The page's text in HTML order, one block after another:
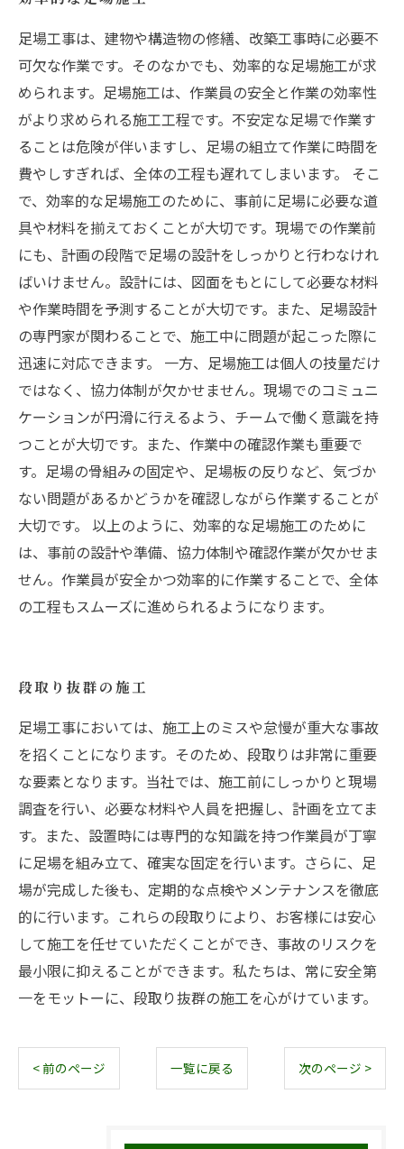
足場工事は、建物や構造物の修繕、改築工事時に必要不
可欠な作業です。そのなかでも、効率的な足場施工が求
められます。足場施工は、作業員の安全と作業の効率性
がより求められる施工工程です。不安定な足場で作業す
ることは危険が伴いますし、足場の組立て作業に時間を
費やしすぎれば、全体の工程も遅れてしまいます。 そこ
で、効率的な足場施工のために、事前に足場に必要な道
具や材料を揃えておくことが大切です。現場での作業前
にも、計画の段階で足場の設計をしっかりと行わなけれ
ばいけません。設計には、図面をもとにして必要な材料
や作業時間を予測することが大切です。また、足場設計
の専門家が関わることで、施工中に問題が起こった際に
迅速に対応できます。 一方、足場施工は個人の技量だけ
ではなく、協力体制が欠かせません。現場でのコミュニ
ケーションが円滑に行えるよう、チームで働く意識を持
つことが大切です。また、作業中の確認作業も重要で
す。足場の骨組みの固定や、足場板の反りなど、気づか
ない問題があるかどうかを確認しながら作業することが
大切です。 以上のように、効率的な足場施工のために
は、事前の設計や準備、協力体制や確認作業が欠かせま
せん。作業員が安全かつ効率的に作業することで、全体
の工程もスムーズに進められるようになります。
段取り抜群の施工
足場工事においては、施工上のミスや怠慢が重大な事故
を招くことになります。そのため、段取りは非常に重要
な要素となります。当社では、施工前にしっかりと現場
調査を行い、必要な材料や人員を把握し、計画を立てま
す。また、設置時には専門的な知識を持つ作業員が丁寧
に足場を組み立て、確実な固定を行います。さらに、足
場が完成した後も、定期的な点検やメンテナンスを徹底
的に行います。これらの段取りにより、お客様には安心
して施工を任せていただくことができ、事故のリスクを
最小限に抑えることができます。私たちは、常に安全第
一をモットーに、段取り抜群の施工を心がけています。
< 前のページ 一覧に戻る 次のページ >